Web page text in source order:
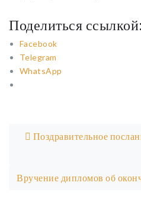
Поделиться ссылкой:
Facebook
Telegram
WhatsApp
Поздравительное
Вручение дипломов об